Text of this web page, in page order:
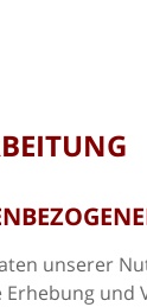
unserer